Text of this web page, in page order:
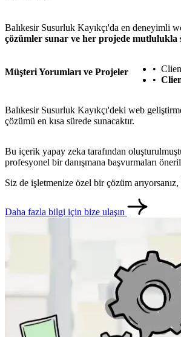
Balıkesir Susurluk Kayıkçı'da en deneyimli
çözümler sunar ve her projede mutlulukla
Müşteri Yorumları ve Projeler
Balıkesir Susurluk Kayıkçı'deki web
çözümü en kısa sürede sunacaktır.
Bu içerik yapay zeka tarafından
profesyonel bir danışmana başvurmaları
Siz de işletmenize özel bir çözüm
Daha fazla bilgi için bize ulaşın